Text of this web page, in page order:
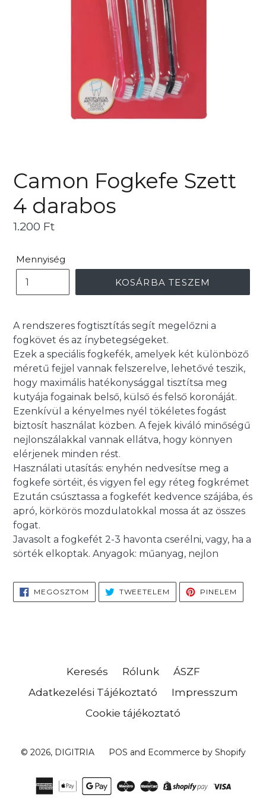
Camon Fogkefe Szett
4 darabos
Ár
1.200 Ft
Mennyiség
KOSÁRBA TESZEM
A rendszeres fogtisztítás segít megelőzni a
fogkövet és az ínybetegségeket.
Ezek a speciális fogkefék, amelyek két különböző
méretű fejjel vannak felszerelve, lehetővé teszik,
hogy maximális hatékonysággal tisztítsa meg
kutyája fogainak belső, külső és felső koronáját.
Ezenkívül a kényelmes nyél tökéletes fogást
biztosít használat közben. A fejek kiváló minőségű
nejlonszálakkal vannak ellátva, hogy könnyen
elérjenek minden rést.
Használati utasítás: enyhén nedvesítse meg a
fogkefe sörtéit, és vigyen fel egy réteg fogkrémet
Ezután csúsztassa a fogkefét kedvence szájába, és
apró, körkörös mozdulatokkal mossa át az összes
fogat.
Javasolt a fogkefét 2-3 havonta cserélni, vagy, ha a
sörték elkoptak. Anyagok: műanyag, nejlon
MEGOSZTOM MEGOSZTÁS
FACEBOOKON
TWEETELEM TWEETELÉS
TWITTEREN
PINELEM
Keresés Rólunk
ÁSZF
Adatkezelési Tájékoztató
Impresszum
Cookie tájékoztató
© 2026, DIGITRIA POS and Ecommerce by Shopify